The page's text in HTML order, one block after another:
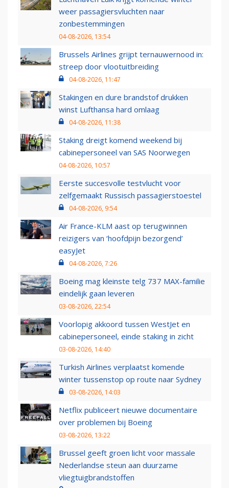
weer passagiersvluchten naar
zonbestemmingen
04-08-2026, 13:54
Brussels Airlines grijpt ternauwernood in:
streep door vlootuitbreiding
04-08-2026, 11:47
Stakingen en dure brandstof drukken
winst Lufthansa hard omlaag
04-08-2026, 11:38
Staking dreigt komend weekend bij
cabinepersoneel van SAS Noorwegen
04-08-2026, 10:57
Eerste succesvolle testvlucht voor
zelfgemaakt Russisch passagierstoestel
04-08-2026, 9:54
Air France-KLM aast op terugwinnen
reizigers van ‘hoofdpijn bezorgend’
easyJet
04-08-2026, 7:26
Boeing mag kleinste telg 737 MAX-familie
eindelijk gaan leveren
03-08-2026, 22:54
Voorlopig akkoord tussen WestJet en
cabinepersoneel, einde staking in zicht
03-08-2026, 14:40
Turkish Airlines verplaatst komende
winter tussenstop op route naar Sydney
03-08-2026, 14:03
Netflix publiceert nieuwe documentaire
over problemen bij Boeing
03-08-2026, 13:22
Brussel geeft groen licht voor massale
Nederlandse steun aan duurzame
vliegtuigbrandstoffen